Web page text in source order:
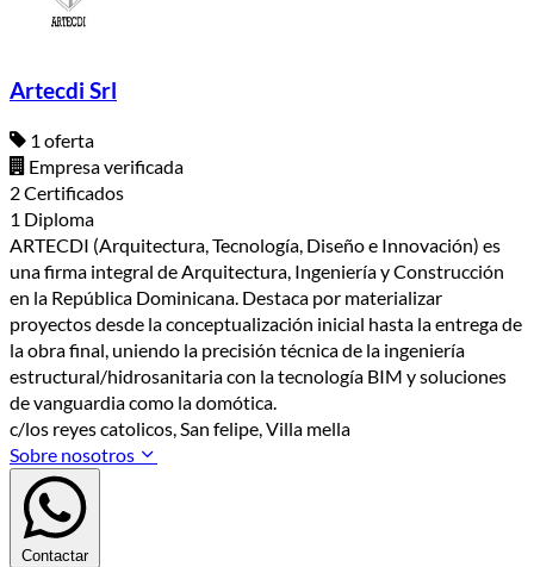
Artecdi Srl
1 oferta
Empresa verificada
2 Certificados
1 Diploma
ARTECDI (Arquitectura, Tecnología, Diseño e Innovación) es
una firma integral de Arquitectura, Ingeniería y Construcción
en la República Dominicana. Destaca por materializar
proyectos desde la conceptualización inicial hasta la entrega de
la obra final, uniendo la precisión técnica de la ingeniería
estructural/hidrosanitaria con la tecnología BIM y soluciones
de vanguardia como la domótica.
c/los reyes catolicos, San felipe, Villa mella
Sobre nosotros
Contactar